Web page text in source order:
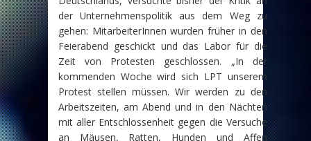
der Unternehmenspolitik aus dem Weg zu
gehen: MitarbeiterInnen wurden früher in den
Feierabend geschickt und das Labor für die
Zeit von Protesten geschlossen. „In der
kommenden Woche wird sich LPT unserem
Protest stellen müssen. Wir werden zu den
Arbeitszeiten, am Abend und in den Nächten
mit aller Entschlossenheit gegen die Versuche
an Mäusen, Ratten, Hunden und Affen